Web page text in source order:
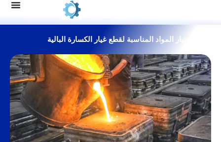
المواد المناسبة لقطع غيار الكسارة البالية